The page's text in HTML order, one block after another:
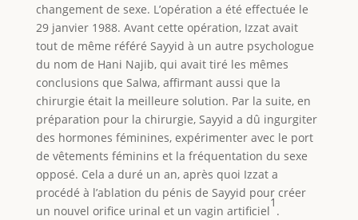
changement de sexe. L’opération a été effectuée le
29 janvier 1988. Avant cette opération, Izzat avait
tout de même référé Sayyid à un autre psychologue
du nom de Hani Najib, qui avait tiré les mêmes
conclusions que Salwa, affirmant aussi que la
chirurgie était la meilleure solution. Par la suite, en
préparation pour la chirurgie, Sayyid a dû ingurgiter
des hormones féminines, expérimenter avec le port
de vêtements féminins et la fréquentation du sexe
opposé. Cela a duré un an, après quoi Izzat a
procédé à l’ablation du pénis de Sayyid pour créer
un nouvel orifice urinal et un vagin artificiel
1
.